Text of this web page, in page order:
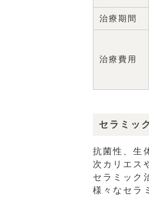
治療期間
治療費用
セラミッ
抗菌性、生
次カリエス
セラミック
様々なセラ